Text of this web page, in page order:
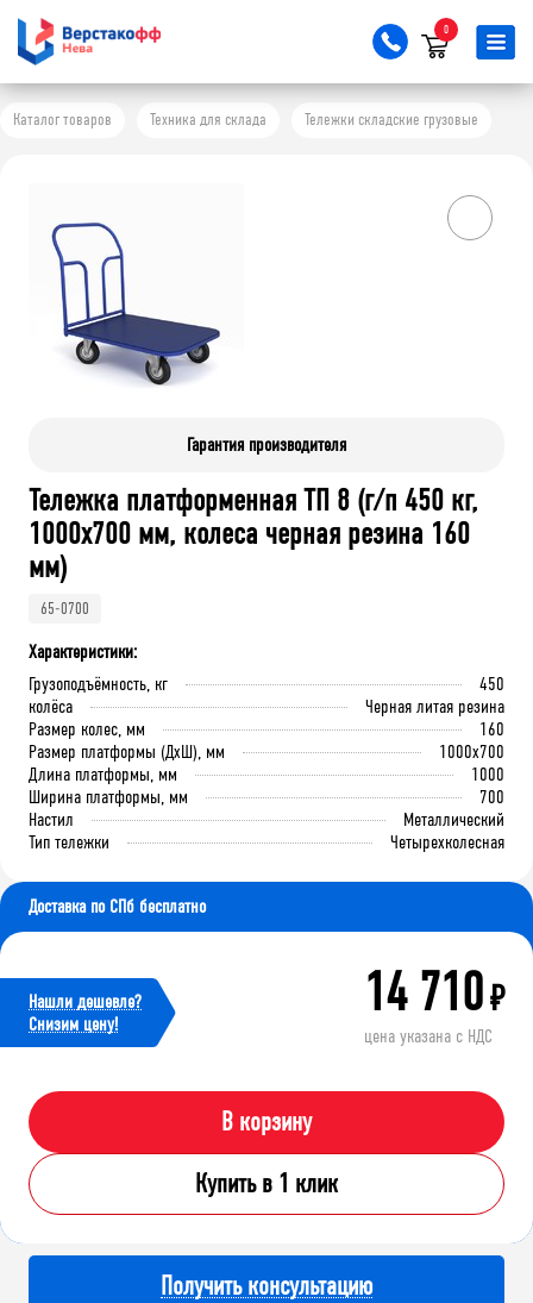
0
Каталог товаров Техника для склада Тележки складские грузовые
Гарантия производителя
Тележка платформенная ТП 8 (г/п 450 кг,
1000x700 мм, колеса черная резина 160
мм)
65-0700
Характеристики:
Грузоподъёмность, кг
450
колёса
Черная литая резина
Размер колес, мм
160
Размер платформы (ДхШ), мм
1000x700
Длина платформы, мм
1000
Ширина платформы, мм
700
Настил
Металлический
Тип тележки
Четырехколесная
Доставка по СПб бесплатно
Нашли дешевле?
Cнизим цену!
14 710₽
цена указана с НДС
В корзину
Купить в 1 клик
Получить консультацию